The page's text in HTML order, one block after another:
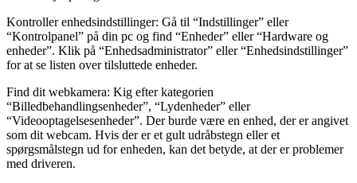
Kontroller enhedsindstillinger: Gå til “Indstillinger” eller
“Kontrolpanel” på din pc og find “Enheder” eller “Hardware og
enheder”. Klik på “Enhedsadministrator” eller “Enhedsindstillinger”
for at se listen over tilsluttede enheder.
Find dit webkamera: Kig efter kategorien
“Billedbehandlingsenheder”, “Lydenheder” eller
“Videooptagelsesenheder”. Der burde være en enhed, der er angivet
som dit webcam. Hvis der er et gult udråbstegn eller et
spørgsmålstegn ud for enheden, kan det betyde, at der er problemer
med driveren.